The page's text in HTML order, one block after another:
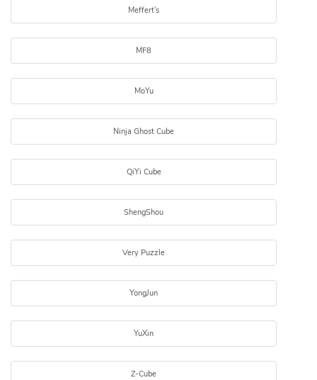
Meffert's
MF8
MoYu
Ninja Ghost Cube
QiYi Cube
ShengShou
Very Puzzle
YongJun
YuXin
Z-Cube